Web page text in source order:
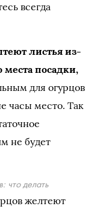
всегда
листья из-
места посадки,
для огурцов
часы место. Так
не будет
что делать
желтеют